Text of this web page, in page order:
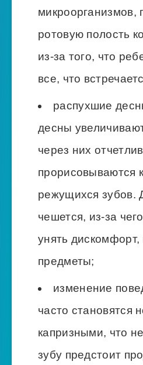
микроорганизмов,
ротовую полость
из-за того, что
все, что
распухшие
десны
через них
прорисовываются
режущихся зубов.
чешется, из-за
унять
предметы;
изменение
часто становятся
капризными, что
зубу предстоит